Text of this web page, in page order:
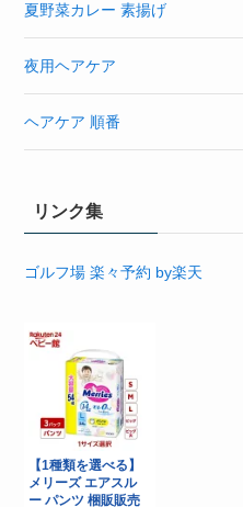
夏野菜カレー 素揚げ
夜用ヘアケア
ヘアケア 順番
リンク集
ゴルフ場 楽々予約 by楽天